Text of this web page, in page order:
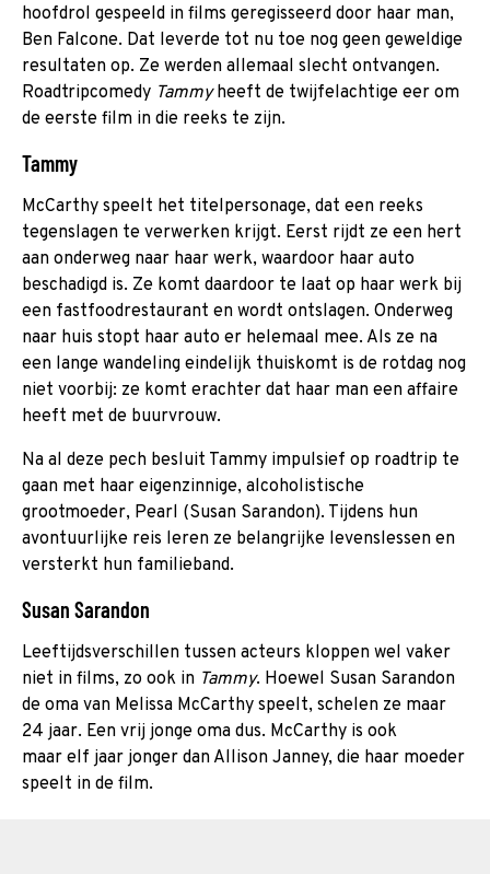
hoofdrol gespeeld in films geregisseerd door haar man,
Ben Falcone. Dat leverde tot nu toe nog geen geweldige
resultaten op. Ze werden allemaal slecht ontvangen.
Roadtripcomedy Tammyheeft de twijfelachtige eer om
de eerste film in die reeks te zijn.
Tammy
McCarthy speelt het titelpersonage, dat een reeks
tegenslagen te verwerken krijgt. Eerst rijdt ze een hert
aan onderweg naar haar werk, waardoor haar auto
beschadigd is. Ze komt daardoor te laat op haar werk bij
een fastfoodrestaurant en wordt ontslagen. Onderweg
naar huis stopt haar auto er helemaal mee. Als ze na
een lange wandeling eindelijk thuiskomt is de rotdag nog
niet voorbij: ze komt erachter dat haar man een affaire
heeft met de buurvrouw.
Na al deze pech besluit Tammy impulsief op roadtrip te
gaan met haar eigenzinnige, alcoholistische
grootmoeder, Pearl (Susan Sarandon). Tijdens hun
avontuurlijke reis leren ze belangrijke levenslessen en
versterkt hun familieband.
Susan Sarandon
Leeftijdsverschillen tussen acteurs kloppen wel vaker
niet in films, zo ook in Tammy. Hoewel Susan Sarandon
de oma van Melissa McCarthy speelt, schelen ze maar
24 jaar. Een vrij jonge oma dus. McCarthy is ook
maar elf jaar jonger dan Allison Janney, die haar moeder
speelt in de film.